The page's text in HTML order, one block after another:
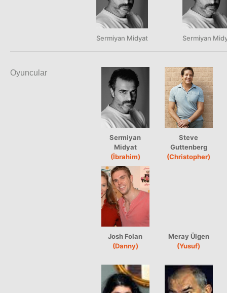
Sermiyan Midyat Sermiyan
Oyuncular
Sermiyan
Midyat
(İbrahim)
Steve
Guttenberg
(Christopher)
Josh Folan
(Danny)
Meray Ülgen
(Yusuf)